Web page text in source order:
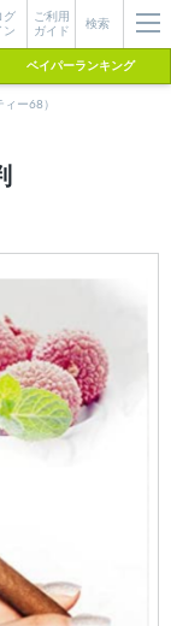
検索
ご利用
ガイド
グ
ン
ベイパーランキング
ー68）
されていない可能